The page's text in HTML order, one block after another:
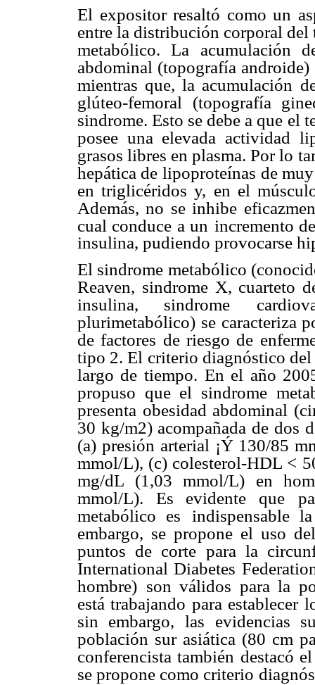
El expositor resaltó como un
entre la distribución corporal del
metabólico. La
acumulación
abdominal (topografía androide)
mientras que, la acumulación
glúteo-femoral
(topografía
sindrome. Esto se debe a que el
posee una elevada actividad
grasos libres en plasma. Por lo
hepática de lipoproteínas de
en triglicéridos y, en el
Además, no se inhibe
cual conduce a un incremento
insulina, pudiendo provocarse
El sindrome metabólico
Reaven, sindrome X, cuarteto
insulina, sindrome
plurimetabólico) se caracteriza
de factores de riesgo de
tipo 2. El criterio diagnóstico del
largo de tiempo. En el año
propuso que el sindrome
presenta obesidad abdominal
30 kg/m2) acompañada de dos
(a) presión arterial ¡Ý 130/85
mmol/L), (c) colesterol-HDL <
mg/dL (1,03 mmol/L) en
mmol/L). Es evidente que
metabólico es
indispensable
embargo, se propone el uso
puntos de corte para la
International Diabetes
hombre) son válidos para la
está trabajando para establecer
sin embargo, las
evidencias
población sur asiática (80 cm
conferencista también destacó
se propone como criterio